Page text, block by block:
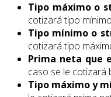
Tipo máximo o
cotizará tipo
Tipo mínimo o
cotizará tipo
Prima neta que
caso se le cotizará
Tipo máximo y